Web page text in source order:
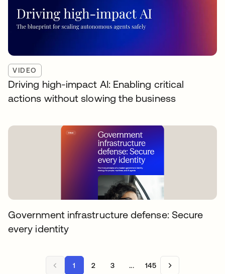
VIDEO
Driving high-impact AI: Enabling critical
actions without slowing the business
Government infrastructure defense: Secure
every identity
1 2 3 ... 145